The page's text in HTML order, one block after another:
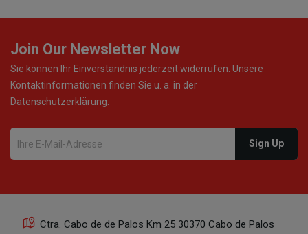
Join Our Newsletter Now
Sie können Ihr Einverständnis jederzeit widerrufen. Unsere
Kontaktinformationen finden Sie u. a. in der
Datenschutzerklärung.
Ctra. Cabo de de Palos Km 25 30370 Cabo de Palos